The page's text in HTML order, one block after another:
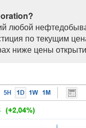
любой
по текущим
ниже цены